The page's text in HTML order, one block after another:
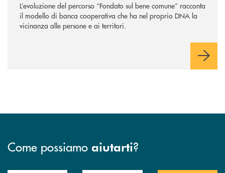
L’evoluzione del percorso “Fondato sul bene comune” racconta
il modello di banca cooperativa che ha nel proprio DNA la
vicinanza alle persone e ai territori.
Come possiamo aiutarti?